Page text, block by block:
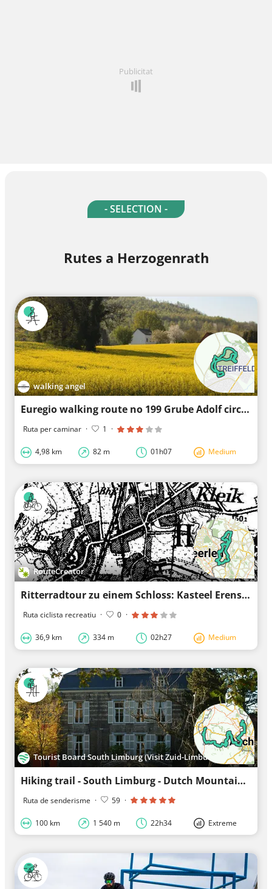
Publicitat
- SELECTION -
Rutes a Herzogenrath
walking angel
Euregio walking route no 199 Grube Adolf circular walk
Ruta per caminar · 1 ·
4,98 km 82 m 01h07 Medium
RouteCreator
Ritterradtour zu einem Schloss: Kasteel Erenstein
Ruta ciclista recreatiu · 0 ·
36,9 km 334 m 02h27 Medium
Tourist Board South Limburg (Visit Zuid-Limburg)
Hiking trail - South Limburg - Dutch Mountain Trail
Ruta de senderisme · 59 ·
100 km 1 540 m 22h34 Extreme